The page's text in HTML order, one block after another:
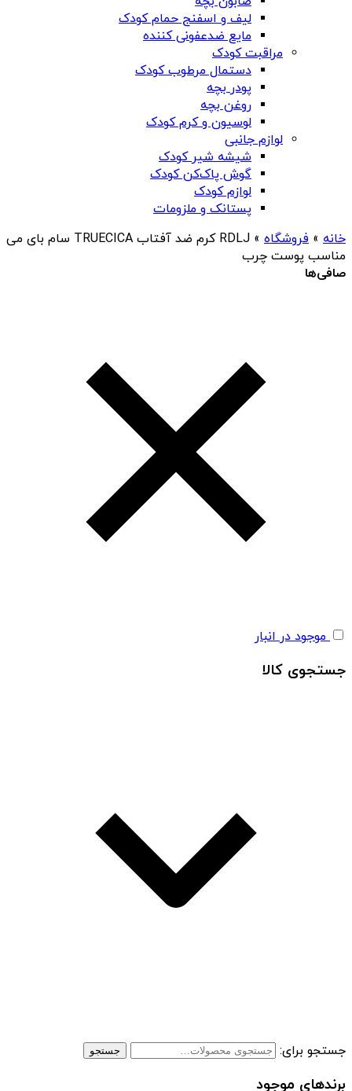
لیف و اسفنج حمام کودک
مایع ضدعفونی کننده
مراقبت کودک
دستمال مرطوب کودک
پودر بچه
روغن بچه
لوسیون و کرم کودک
لوازم جانبی
شیشه شیر کودک
گوش پاک‌کن کودک
لوازم کودک
پستانک و ملزومات
خانه » فروشگاه »
RDLJ کرم ضد آفتاب TRUECICA سام بای می
مناسب پوست چرب
صافی‌ها
موجود در انبار
جستجوی کالا
جستجو برای: جستجو
برندهای موجود